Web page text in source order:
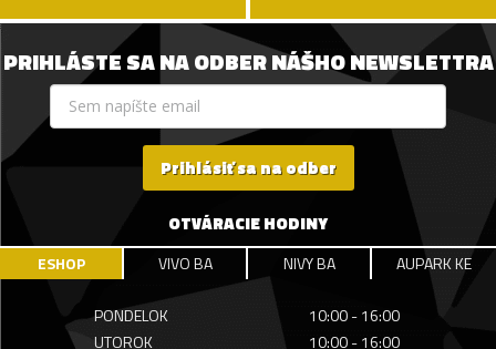
PRIHLÁSTE SA NA ODBER NÁŠHO NEWSLETTRA
Prihlásiť sa na odber
OTVÁRACIE HODINY
ESHOP VIVO BA NIVY BA AUPARK KE
PONDELOK
10:00 - 16:00
UTOROK
10:00 - 16:00